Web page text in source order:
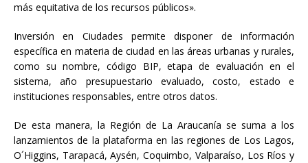
más equitativa de los recursos públicos».
Inversión en Ciudades permite disponer de información
específica en materia de ciudad en las áreas urbanas y rurales,
como su nombre, código BIP, etapa de evaluación en el
sistema, año presupuestario evaluado, costo, estado e
instituciones responsables, entre otros datos.
De esta manera, la Región de La Araucanía se suma a los
lanzamientos de la plataforma en las regiones de Los Lagos,
O´Higgins, Tarapacá, Aysén, Coquimbo, Valparaíso, Los Ríos y